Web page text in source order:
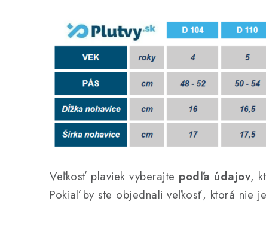
Veľkosť plaviek vyberajte podľa údajov,
Pokiaľ by ste objednali veľkosť, ktorá nie